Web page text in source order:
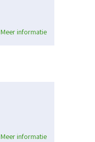
Meer informatie
Meer informatie